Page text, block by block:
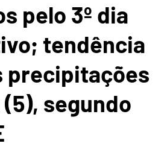
pelo 3º dia
tendência
precipitações
segundo